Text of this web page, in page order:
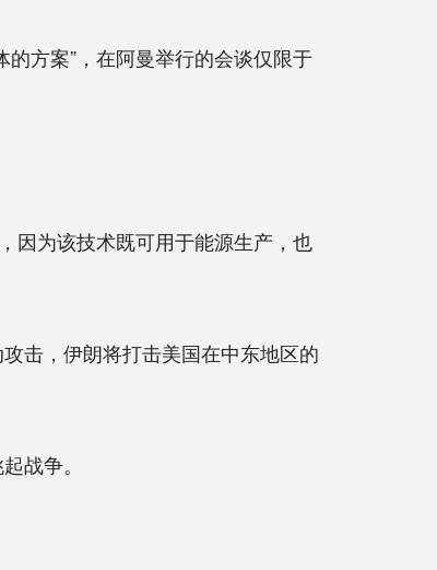
方案”，在阿曼举行的会谈仅限于
因为该技术既可用于能源生产，也
击，伊朗将打击美国在中东地区的
战争。